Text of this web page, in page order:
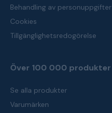
Behandling av personuppgifter
Cookies
Tillgänglighetsredogörelse
Över 100 000 produkter
Se alla produkter
Varumärken